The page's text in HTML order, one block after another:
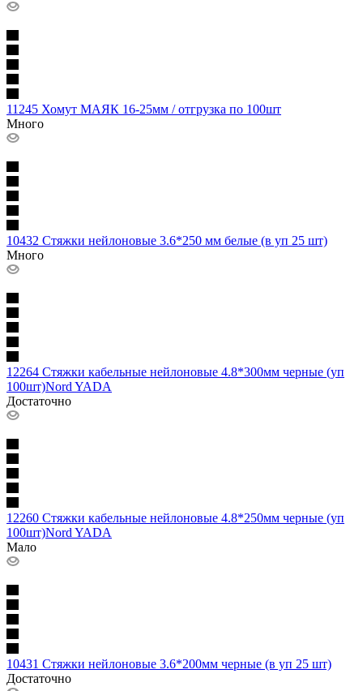
11245 Хомут МАЯК 16-25мм / отгрузка по 100шт
Много
10432 Стяжки нейлоновые 3.6*250 мм белые (в уп 25 шт)
Много
12264 Стяжки кабельные нейлоновые 4.8*300мм черные (уп
100шт)Nord YADA
Достаточно
12260 Стяжки кабельные нейлоновые 4.8*250мм черные (уп
100шт)Nord YADA
Мало
10431 Стяжки нейлоновые 3.6*200мм черные (в уп 25 шт)
Достаточно